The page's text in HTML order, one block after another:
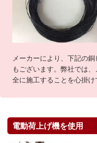
メーカーにより、下記の
もございます。弊社では
全に施工することを心掛け
電動荷上げ機を使用